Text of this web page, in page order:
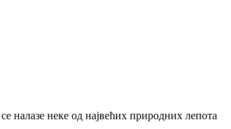
налазе неке од највећих природних лепота